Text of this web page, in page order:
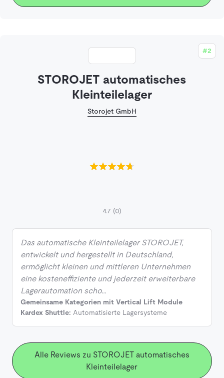
#2
STOROJET automatisches
Kleinteilelager
Storojet GmbH
4.7 (0)
Das automatische Kleinteilelager STOROJET,
entwickelt und hergestellt in Deutschland,
ermöglicht kleinen und mittleren Unternehmen
eine kosteneffiziente und jederzeit erweiterbare
Lagerautomation scho…
Gemeinsame Kategorien mit Vertical Lift Module
Kardex Shuttle: Automatisierte Lagersysteme
Alle Reviews zu STOROJET automatisches
Kleinteilelager